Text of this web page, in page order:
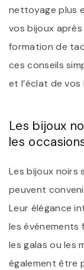
nettoyage plus
vos bijoux
formation de
ces conseils
et l’éclat de
Les bijoux
les
Les bijoux noirs
peuvent
Leur élégance
les événements
les galas ou les
également être